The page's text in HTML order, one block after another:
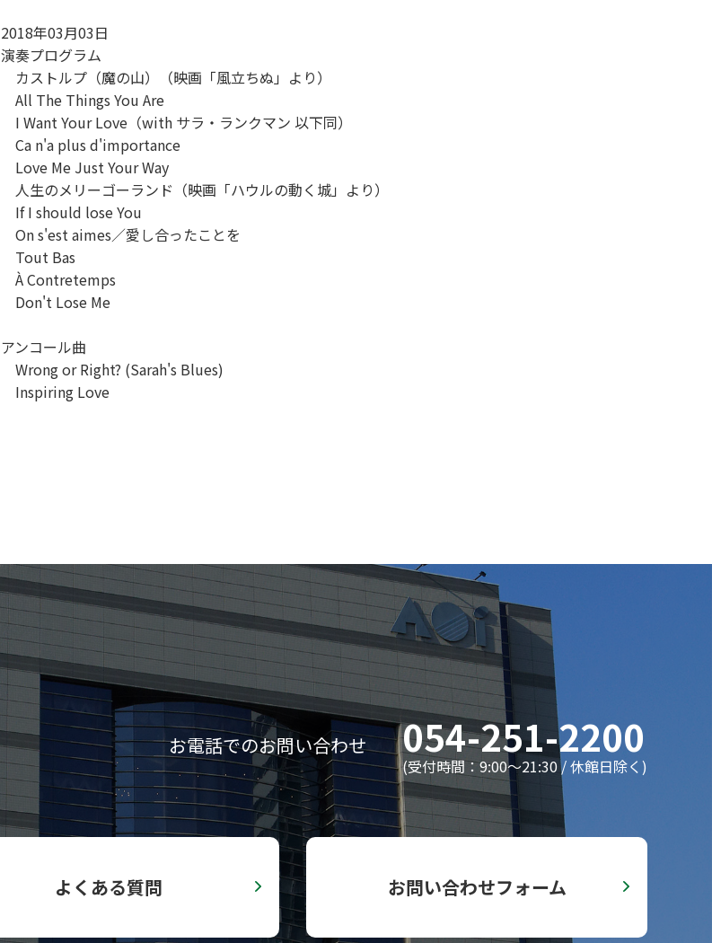
2018年03月03日
演奏プログラム
カストルプ（魔の山）（映画「風立ちぬ」より）
All The Things You Are
I Want Your Love（with サラ・ランクマン 以下同）
Ca n'a plus d'importance
Love Me Just Your Way
人生のメリーゴーランド（映画「ハウルの動く城」より）
If I should lose You
On s'est aimes／愛し合ったことを
Tout Bas
À Contretemps
Don't Lose Me
アンコール曲
Wrong or Right? (Sarah's Blues)
Inspiring Love
お電話でのお問い合わせ 054-251-2200
(受付時間：9:00〜21:30 / 休館日除く)
よくある質問 お問い合わせフォーム